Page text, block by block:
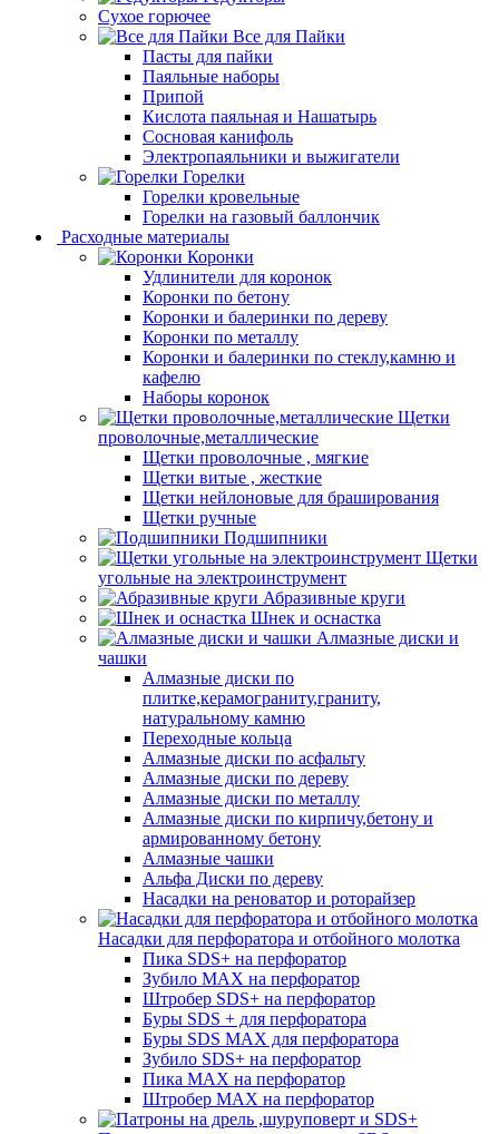
Сухое горючее
Все для Пайки
Пасты для пайки
Паяльные наборы
Припой
Кислота паяльная и Нашатырь
Сосновая канифоль
Электропаяльники и выжигатели
Горелки
Горелки кровельные
Горелки на газовый баллончик
Расходные материалы
Коронки
Удлинители для коронок
Коронки по бетону
Коронки и балеринки по дереву
Коронки по металлу
Коронки и балеринки по стеклу,камню и
кафелю
Наборы коронок
Щетки
проволочные,металлические
Щетки проволочные , мягкие
Щетки витые , жесткие
Щетки нейлоновые для браширования
Щетки ручные
Подшипники
Щетки
угольные на электроинструмент
Абразивные круги
Шнек и оснастка
Алмазные диски и
чашки
Алмазные диски по
плитке,керамограниту,граниту,
натуральному камню
Переходные кольца
Алмазные диски по асфальту
Алмазные диски по дереву
Алмазные диски по металлу
Алмазные диски по кирпичу,бетону и
армированному бетону
Алмазные чашки
Альфа Диски по дереву
Насадки на реноватор и роторайзер
Насадки для перфоратора и отбойного молотка
Пика SDS+ на перфоратор
Зубило MAX на перфоратор
Штробер SDS+ на перфоратор
Буры SDS + для перфоратора
Буры SDS MAX для перфоратора
Зубило SDS+ на перфоратор
Пика MAX на перфоратор
Штробер MAX на перфоратор